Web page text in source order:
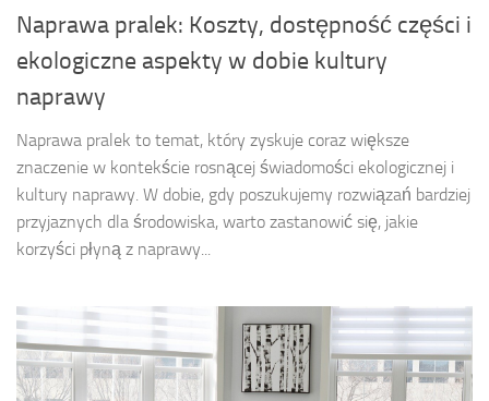
Naprawa pralek: Koszty, dostępność części i
ekologiczne aspekty w dobie kultury
naprawy
Naprawa pralek to temat, który zyskuje coraz większe
znaczenie w kontekście rosnącej świadomości ekologicznej i
kultury naprawy. W dobie, gdy poszukujemy rozwiązań bardziej
przyjaznych dla środowiska, warto zastanowić się, jakie
korzyści płyną z naprawy...